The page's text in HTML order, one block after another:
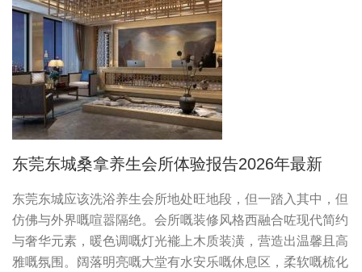
东莞东城桑拿养生会所体验报告2026年最新
东莞东城应该洗浴养生会所地处旺地段，但一踏入其中，但
仿佛与外界嘅喧嚣隔绝。会所嘅装修风格西融合咗现代简约
与奢华元素，暖色调嘅灯光褦上木质装潢，营造出温馨且高
雅嘅氛围。阔落明亮嘅大堂有水安乐嘅休息区，柔软嘅梳化